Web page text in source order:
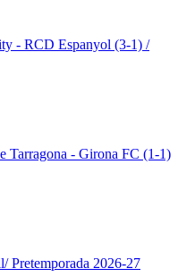
- RCD Espanyol (3-1) /
Tarragona - Girona FC (1-1)
Pretemporada 2026-27